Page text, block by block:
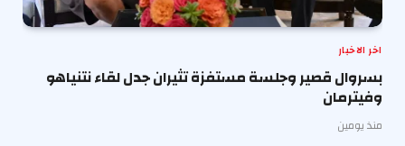
اخر الاخبار
بسروال قصير وجلسة مستفزة تثيران جدل لقاء نتنياهو
وفيترمان
منذ يومين